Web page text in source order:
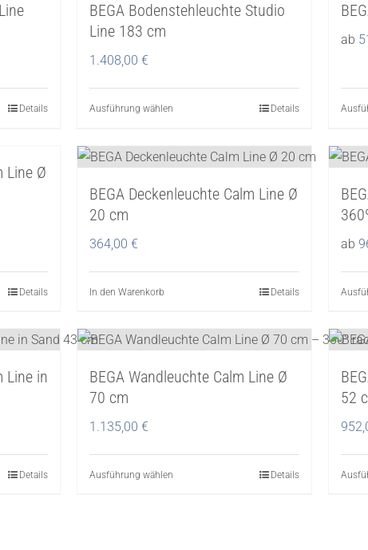
Details
BEGA Bodenstehleuchte Studio
Line 183 cm
1.408,00 €
Ausführung wählenDieses
weist
Varianten
der
Produktseite
gewählt
Details
ab
Line Ø
Details
BEGA Deckenleuchte Calm Line Ø
20 cm
364,00 €
In den Warenkorb Details
ab
Line in
Details
BEGA Wandleuchte Calm Line Ø
70 cm
1.135,00 €
Ausführung wählenDieses
Details
52